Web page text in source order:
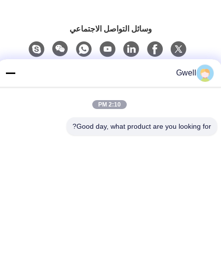
وسائل التواصل الاجتماعي
86- 159-06224102
بريد إلكتروني
Gwell
2:10 PM
Good day, what product are you looking for?